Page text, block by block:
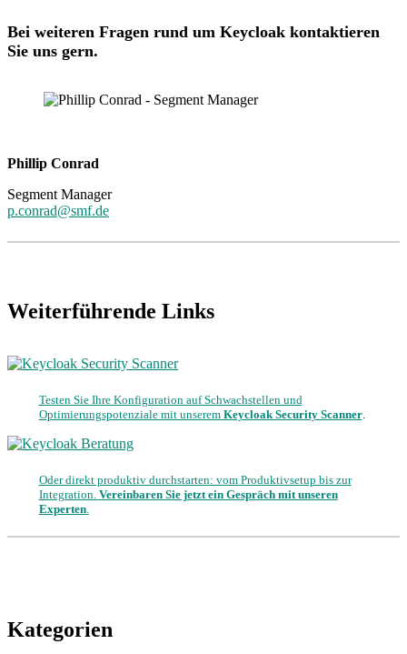
Bei weiteren Fragen rund um Keycloak kontaktieren
Sie uns gern.
Phillip Conrad
Segment Manager
p.conrad@smf.de
Weiterführende Links
Testen Sie Ihre Konfiguration auf Schwachstellen und
Optimierungspotenziale mit unserem Keycloak Security Scanner.
Oder direkt produktiv durchstarten: vom Produktivsetup bis zur
Integration. Vereinbaren Sie jetzt ein Gespräch mit unseren
Experten.
Kategorien